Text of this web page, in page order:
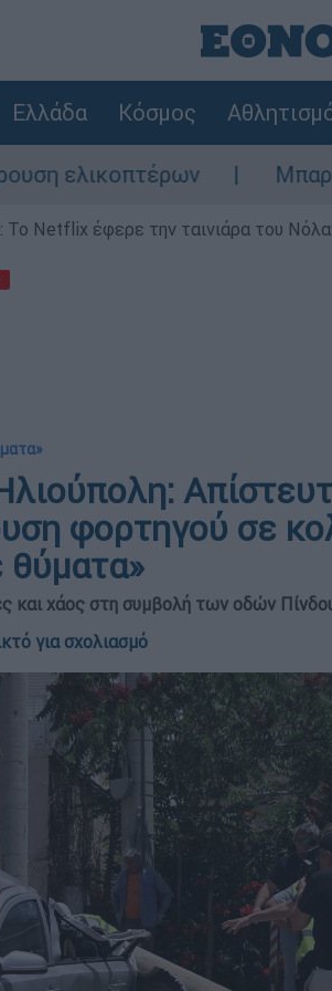
Ελλάδα Κόσμος
Μπαράζ
Το Netflix έφερε την ταινιάρα του
φορτηγού σε
θύματα»
και χάος στη συμβολή των οδών
για σχολιασμό